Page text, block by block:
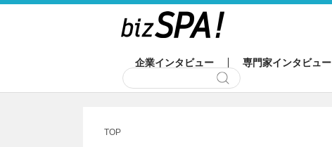
企業インタビュー 専門家インタビュー
TOP